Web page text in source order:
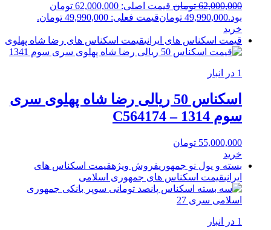
62,000,000 تومان
قیمت اصلی: 62,000,000 تومان
بود.49,990,000 تومانقیمت فعلی: 49,990,000 تومان.
خرید
قیمت اسکناس های ایرانیقیمت اسکناس های رضا شاه پهلوی
1 در انبار
اسکناس 50 ریالی رضا شاه پهلوی سری
سوم 1314 – C564174
55,000,000 تومان
خرید
بسته و پول نو جمهوریفروش ویژهقیمت اسکناس های
ایرانیقیمت اسکناس های جمهوری اسلامی
1 در انبار